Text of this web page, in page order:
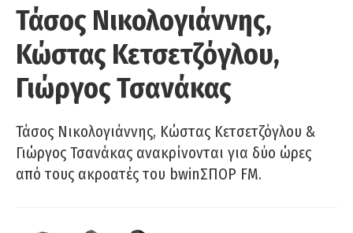
Τάσος Νικολογιάννης,
Κώστας Κετσετζόγλου,
Γιώργος Τσανάκας
Τάσος Νικολογιάννης, Κώστας Κετσετζόγλου &
Γιώργος Τσανάκας ανακρίνονται για δύο ώρες
από τους ακροατές του bwinΣΠΟΡ FM.